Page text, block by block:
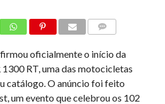
oficialmente o início da
RT, uma das motocicletas
catálogo. O anúncio foi feito
um evento que celebrou os 102